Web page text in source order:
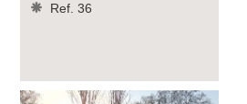
Ref. 36